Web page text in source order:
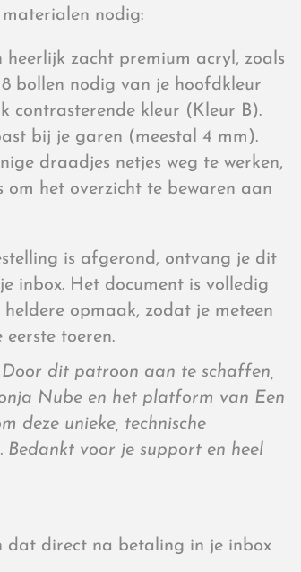
nodig:
zacht premium acryl, zoals
8 bollen nodig van je hoofdkleur
contrasterende kleur (Kleur B).
bij je garen (meestal 4 mm).
draadjes netjes weg te werken,
om het overzicht te bewaren aan
is afgerond, ontvang je dit
inbox. Het document is volledig
opmaak, zodat je meteen
toeren.
Door dit patroon aan te schaffen,
Nube en het platform van Een
deze unieke, technische
voor je support en heel
dat direct na betaling in je inbox